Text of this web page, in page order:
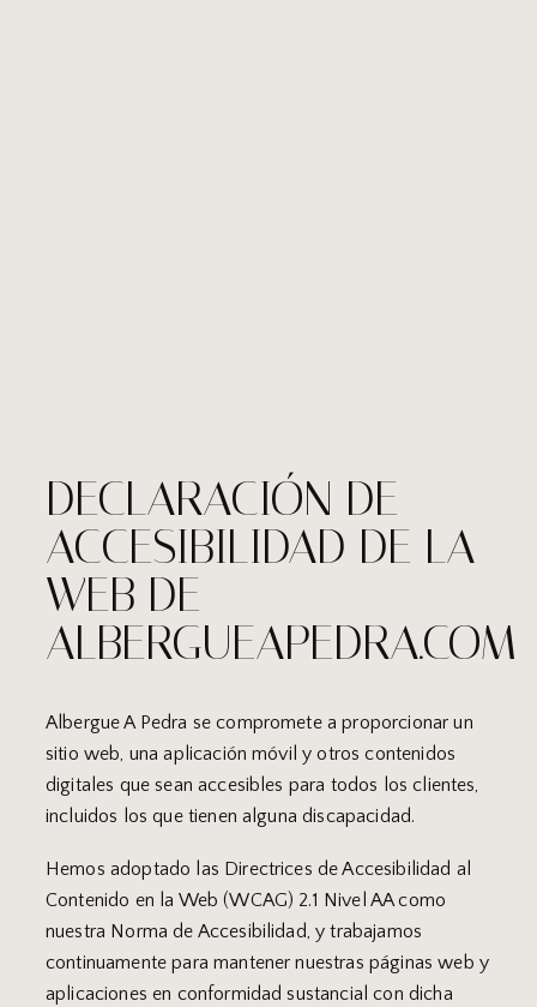
DECLARACIÓN DE
ACCESIBILIDAD DE LA
WEB DE
ALBERGUEAPEDRA.COM
Albergue A Pedra se compromete a proporcionar un
sitio web, una aplicación móvil y otros contenidos
digitales que sean accesibles para todos los clientes,
incluidos los que tienen alguna discapacidad.
Hemos adoptado las Directrices de Accesibilidad al
Contenido en la Web (WCAG) 2.1 Nivel AA como
nuestra Norma de Accesibilidad, y trabajamos
continuamente para mantener nuestras páginas web y
aplicaciones en conformidad sustancial con dicha